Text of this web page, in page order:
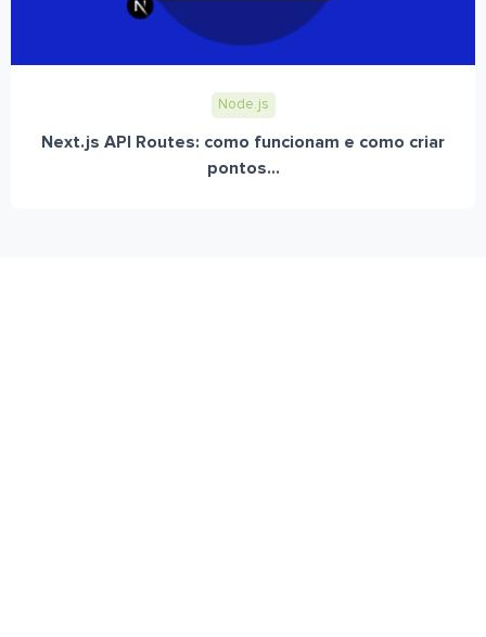
Node.js
Next.js API Routes: como funcionam e como criar
pontos...